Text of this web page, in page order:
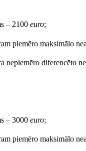
– 2100 euro;
piemēro maksimālo
nepiemēro diferencēto
– 3000 euro;
piemēro maksimālo